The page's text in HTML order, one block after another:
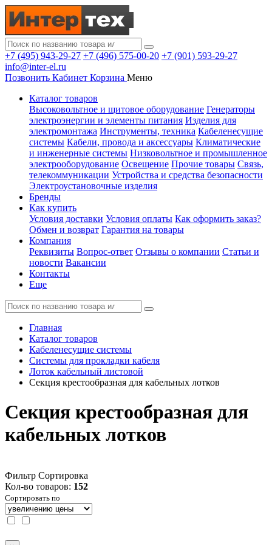
+7 (495) 943-29-27 +7 (496) 575-00-20 +7 (901) 593-29-27
info@inter-el.ru
Позвонить Кабинет Корзина Меню
Каталог товаров
Высоковольтное и щитовое оборудование Генераторы
электроэнергии и элементы питания Изделия для
электромонтажа Инструменты, техника Кабеленесущие
системы Кабели, провода и аксессуары Климатические
и инженерные системы Низковольтное и промышленное
электрооборудование Освещение Прочие товары Связь,
телекоммуникации Устройства и средства безопасности
Электроустановочные изделия
Бренды
Как купить
Условия доставки Условия оплаты Как оформить заказ?
Обмен и возврат Гарантия на товары
Компания
Реквизиты Вопрос-ответ Отзывы о компании Статьи и
новости Вакансии
Контакты
Еще
Главная
Каталог товаров
Кабеленесущие системы
Системы для прокладки кабеля
Лоток кабельный листовой
Секция крестообразная для кабельных лотков
Секция крестообразная для
кабельных лотков
Фильтр Сортировка
Кол-во товаров: 152
Сортировать по